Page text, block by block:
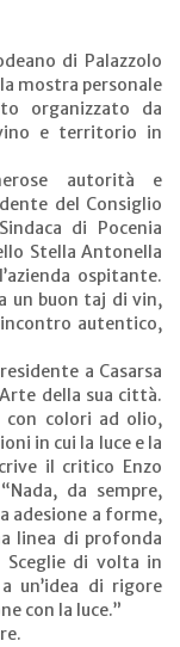
di Palazzolo
mostra personale
organizzato da
e territorio in
autorità e
del Consiglio
di Pocenia
Stella Antonella
ospitante.
un buon taj di vin,
autentico,
a Casarsa
della sua città.
con colori ad olio,
in cui la luce e la
il critico Enzo
da sempre,
adesione a forme,
linea di profonda
di volta in
un’idea di rigore
con la luce.”